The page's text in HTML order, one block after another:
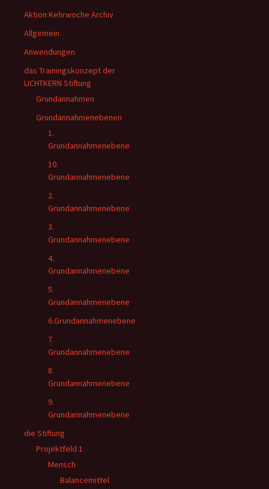
Aktion Kehrwoche Archiv
Allgemein
Anwendungen
das Trainingskonzept der
LICHTKERN Stiftung
Grundannahmen
Grundannahmenebenen
1.
Grundannahmenebene
10.
Grundannahmenebene
2.
Grundannahmenebene
3.
Grundannahmenebene
4.
Grundannahmenebene
5.
Grundannahmenebene
6.Grundannahmenebene
7.
Grundannahmenebene
8.
Grundannahmenebene
9.
Grundannahmenebene
die Stiftung
Projektfeld 1
Mensch
Balancemittel